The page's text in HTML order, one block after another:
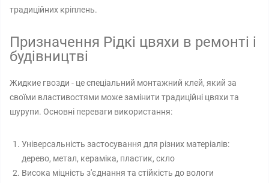
традиційних кріплень.
Призначення Рідкі цвяхи в ремонті і
будівництві
Жидкие гвозди - це спеціальний монтажний клей, який за
своїми властивостями може замінити традиційні цвяхи та
шурупи. Основні переваги використання:
Універсальність застосування для різних матеріалів:
дерево, метал, кераміка, пластик, скло
Висока міцність з'єднання та стійкість до вологи